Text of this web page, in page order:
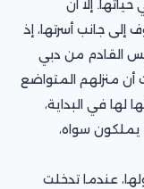
إلا أن
جانب أسرتها، إذ
القادم من دبي
أن منزلهم المتواضع
لها في البداية،
يملكون سواه،
عندما تدخلت